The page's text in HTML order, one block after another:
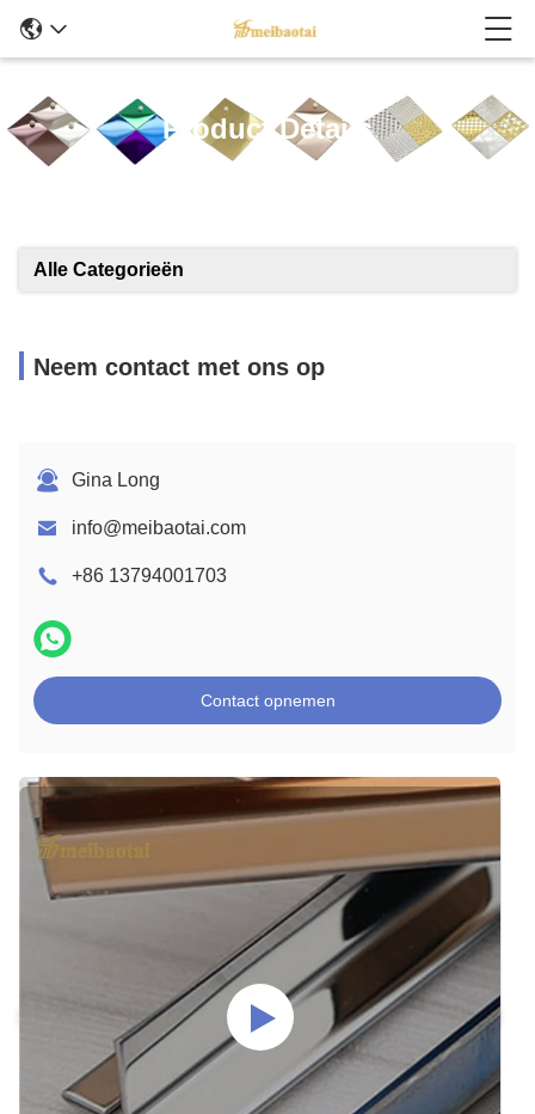
Product Details
Alle Categorieën
Neem contact met ons op
Gina Long
info@meibaotai.com
+86 13794001703
Contact opnemen